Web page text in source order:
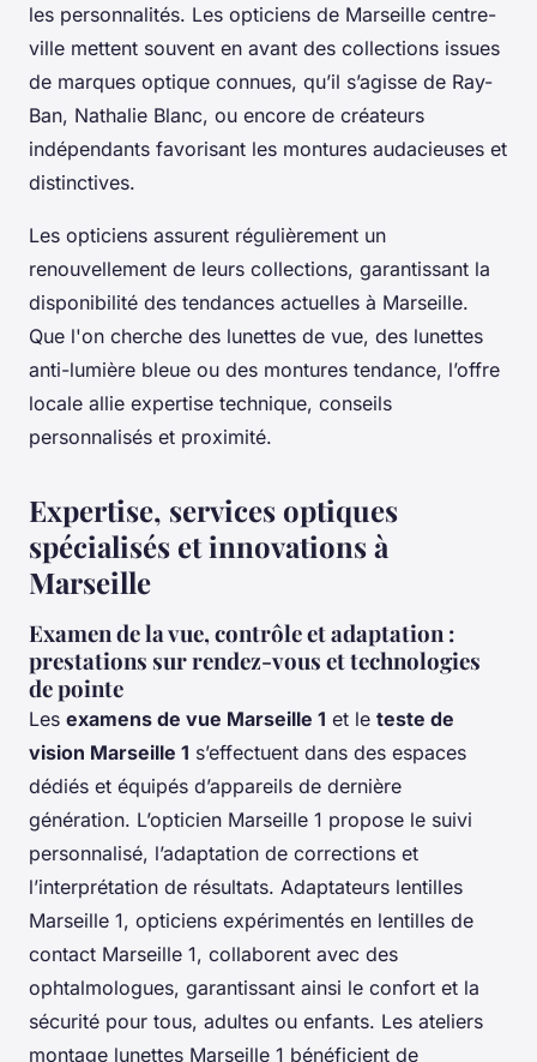
les personnalités. Les opticiens de Marseille centre-
ville mettent souvent en avant des collections issues
de marques optique connues, qu’il s’agisse de Ray-
Ban, Nathalie Blanc, ou encore de créateurs
indépendants favorisant les montures audacieuses et
distinctives.
Les opticiens assurent régulièrement un
renouvellement de leurs collections, garantissant la
disponibilité des tendances actuelles à Marseille.
Que l'on cherche des lunettes de vue, des lunettes
anti-lumière bleue ou des montures tendance, l’offre
locale allie expertise technique, conseils
personnalisés et proximité.
Expertise, services optiques
spécialisés et innovations à
Marseille
Examen de la vue, contrôle et adaptation :
prestations sur rendez-vous et technologies
de pointe
Les examens de vue Marseille 1 et le teste de
vision Marseille 1 s’effectuent dans des espaces
dédiés et équipés d’appareils de dernière
génération. L’opticien Marseille 1 propose le suivi
personnalisé, l’adaptation de corrections et
l’interprétation de résultats. Adaptateurs lentilles
Marseille 1, opticiens expérimentés en lentilles de
contact Marseille 1, collaborent avec des
ophtalmologues, garantissant ainsi le confort et la
sécurité pour tous, adultes ou enfants. Les ateliers
montage lunettes Marseille 1 bénéficient de